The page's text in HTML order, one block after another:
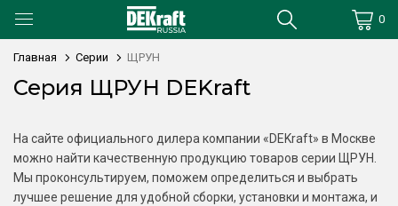
0
Главная Серии ЩРУН
Серия ЩРУН DEKraft
На сайте официального дилера компании «DEKraft» в Москве
можно найти качественную продукцию товаров серии ЩРУН.
Мы проконсультируем, поможем определиться и выбрать
лучшее решение для удобной сборки, установки и монтажа, и